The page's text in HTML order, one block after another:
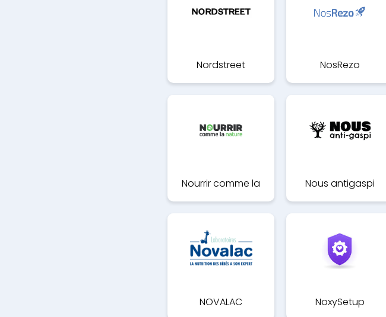
Nordstreet NosRezo
Nourrir comme la Nous antigaspi
NOVALAC NoxySetup